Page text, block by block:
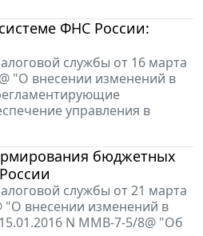
ФНС России:
службы от 16 марта
"О внесении изменений в
управления в
бюджетных
службы от 21 марта
"О внесении изменений в
N ММВ-7-5/8@ "Об